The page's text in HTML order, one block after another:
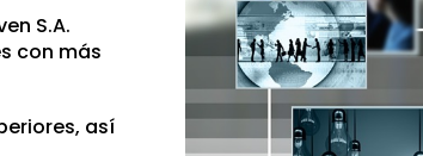
S.A.
con más
así